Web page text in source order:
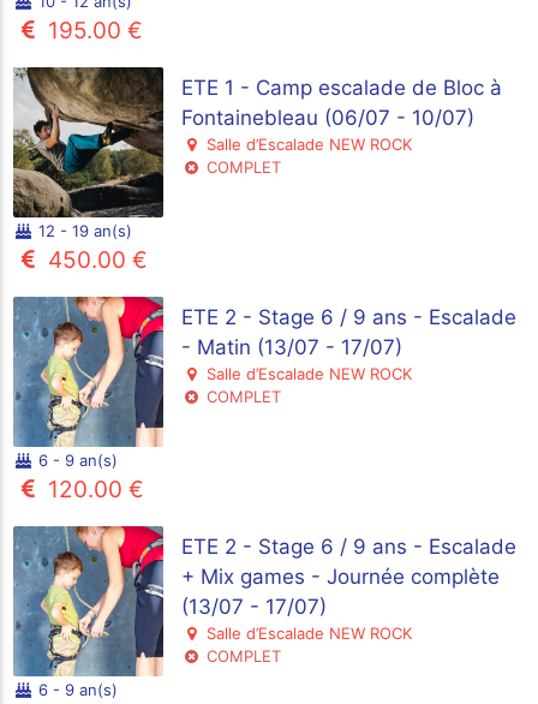
195.00 €
ETE 1 - Camp escalade de Bloc à
Fontainebleau (06/07 - 10/07)
Salle d’Escalade NEW ROCK
COMPLET
12 - 19 an(s)
450.00 €
ETE 2 - Stage 6 / 9 ans - Escalade
- Matin (13/07 - 17/07)
Salle d’Escalade NEW ROCK
COMPLET
6 - 9 an(s)
120.00 €
ETE 2 - Stage 6 / 9 ans - Escalade
+ Mix games - Journée complète
(13/07 - 17/07)
Salle d’Escalade NEW ROCK
COMPLET
6 - 9 an(s)